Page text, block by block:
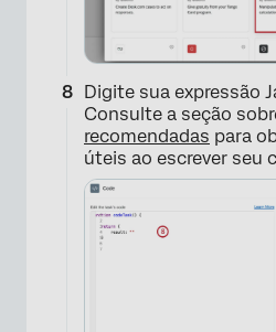
Digite sua expressão
Consulte a seção
recomendadas para
úteis ao escrever seu